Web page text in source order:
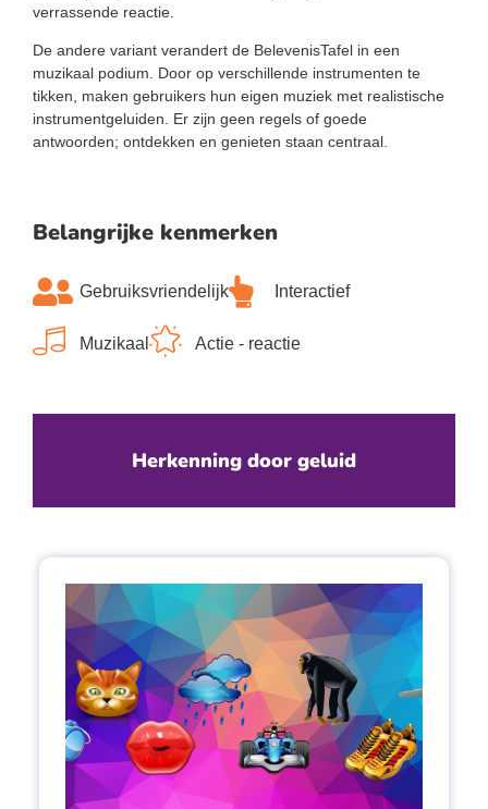
verrassende reactie.
De andere variant verandert de BelevenisTafel in een
muzikaal podium. Door op verschillende instrumenten te
tikken, maken gebruikers hun eigen muziek met realistische
instrumentgeluiden. Er zijn geen regels of goede
antwoorden; ontdekken en genieten staan centraal.
Belangrijke kenmerken
Gebruiksvriendelijk Interactief
Muzikaal Actie - reactie
Herkenning door geluid